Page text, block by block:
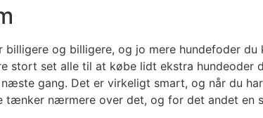
og billigere, og jo mere hundefoder
set alle til at købe lidt ekstra hundeoder
gang. Det er virkeligt smart, og når du
nærmere over det, og for det andet en